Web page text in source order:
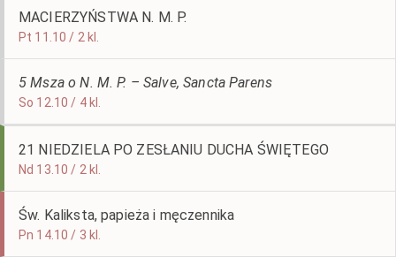
MACIERZYŃSTWA N. M. P.
Pt 11.10 / 2 kl.
5 Msza o N. M. P. – Salve, Sancta Parens
So 12.10 / 4 kl.
21 NIEDZIELA PO ZESŁANIU DUCHA ŚWIĘTEGO
Nd 13.10 / 2 kl.
Św. Kaliksta, papieża i męczennika
Pn 14.10 / 3 kl.